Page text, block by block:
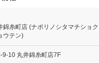
錦糸町店 (ナポリノシタマチショク
ウテン)
9-10 丸井錦糸町店7F